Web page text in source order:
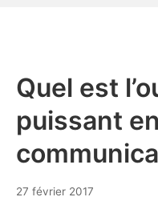
Quel est
puissant en
27 février 2017